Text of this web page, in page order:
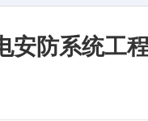
安防系统工